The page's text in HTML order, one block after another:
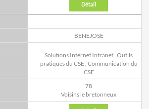
Détail
BENEJOSE
Solutions Internet Intranet, Outils
pratiques du CSE, Communication du
CSE
78
Voisins le bretonneux